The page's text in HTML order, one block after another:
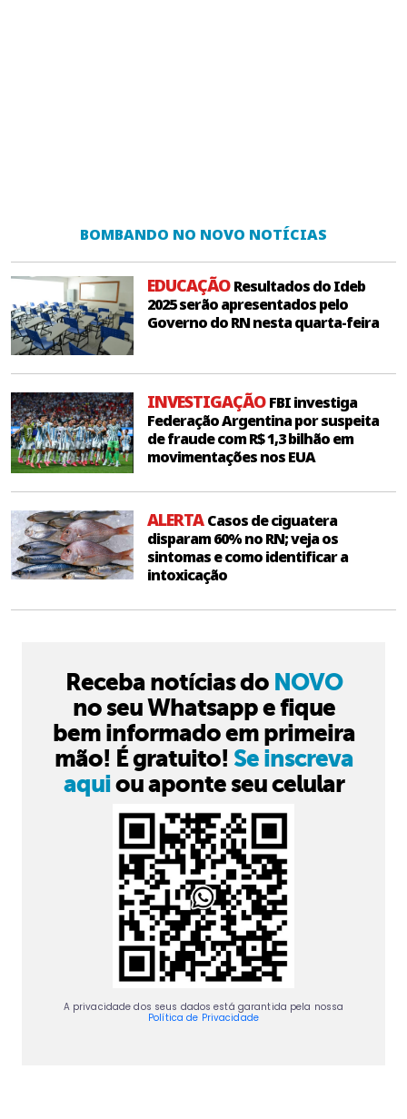
BOMBANDO NO NOVO NOTÍCIAS
EDUCAÇÃOResultados do Ideb
2025 serão apresentados pelo
Governo do RN nesta quarta-feira
INVESTIGAÇÃOFBI investiga
Federação Argentina por suspeita
de fraude com R$ 1,3 bilhão em
movimentações nos EUA
ALERTACasos de ciguatera
disparam 60% no RN; veja os
sintomas e como identificar a
intoxicação
Receba notícias do NOVO
no seu Whatsapp e fique
bem informado em primeira
mão! É gratuito! Se inscreva
aquiou aponte seu celular
A privacidade dos seus dados está garantida pela nossa
Política de Privacidade